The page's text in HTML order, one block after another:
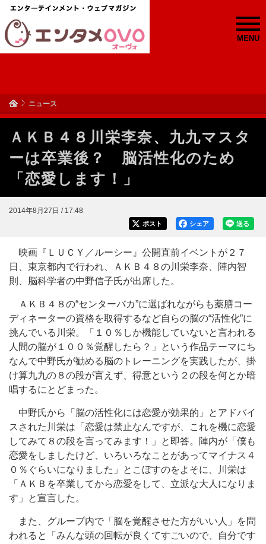
MENU
ニュース
ＡＫＢ４８川栄李奈、九九マスタ
ーは卒業後？ 脳活性化のため
「恋愛します！」
2014年8月27日 / 17:48
送る
シェア
ポスト
映画『ＬＵＣＹ／ルーシー』公開直前イベントが２７
日、東京都内で行われ、ＡＫＢ４８の川栄李奈、陣内智
則、脳科学者の中野信子氏が出席した。
ＡＫＢ４８の“センターバカ”に選ばれながらも薬膳コー
ディネーターの資格を取得するなど自らの脳の“活性化”に
挑んでいる川栄。「１０％しか機能していないと言われる
人間の脳が１００％覚醒したら？」という作品テーマにち
なんで中野氏が勧める脳のトレーニングを実践したが、掛
け算九九の８の段が言えず、得意という２の段を何とか暗
唱するにとどまった。
中野氏から「脳の活性化には恋愛が効果的」とアドバイ
スされた川栄は「恋愛は禁止なんですが、これを機に恋愛
してみて８の段を言ってみます！」と即答。陣内が「僕も
恋愛をしましたけど、いろいろなことがあってマイナス４
０％ぐらいになりました」とこぼすのをよそに、川栄は
「ＡＫＢを卒業してから恋愛をして、立派な大人になりま
す」と宣言した。
また、グループ内で「脳を覚醒させた方がいい人」を問
われると「みんな頭の回転が良くてすごいので、自分です